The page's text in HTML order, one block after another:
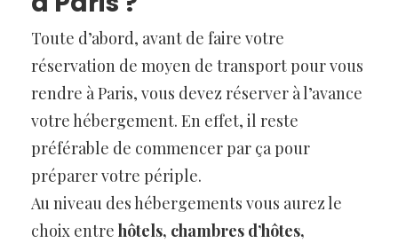
Toute d’abord, avant de faire votre
réservation de moyen de transport pour vous
rendre à Paris, vous devez réserver à l’avance
votre hébergement. En effet, il reste
préférable de commencer par ça pour
préparer votre périple.
Au niveau des hébergements vous aurez le
choix entre hôtels, chambres d’hôtes,